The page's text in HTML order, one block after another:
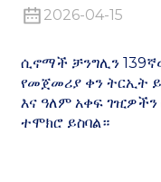
2026-04-15
ሲኖማች ቻንግሊን
የመጀመሪያ ቀን ትርኢት
እና ዓለም አቀፍ
ተሞክሮ ይስባል።